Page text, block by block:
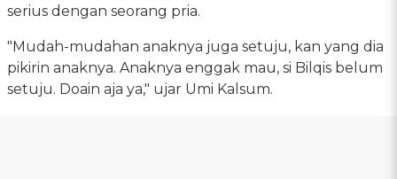
serius dengan seorang pria.
"Mudah-mudahan anaknya juga setuju, kan yang dia
pikirin anaknya. Anaknya enggak mau, si Bilqis belum
setuju. Doain aja ya," ujar Umi Kalsum.